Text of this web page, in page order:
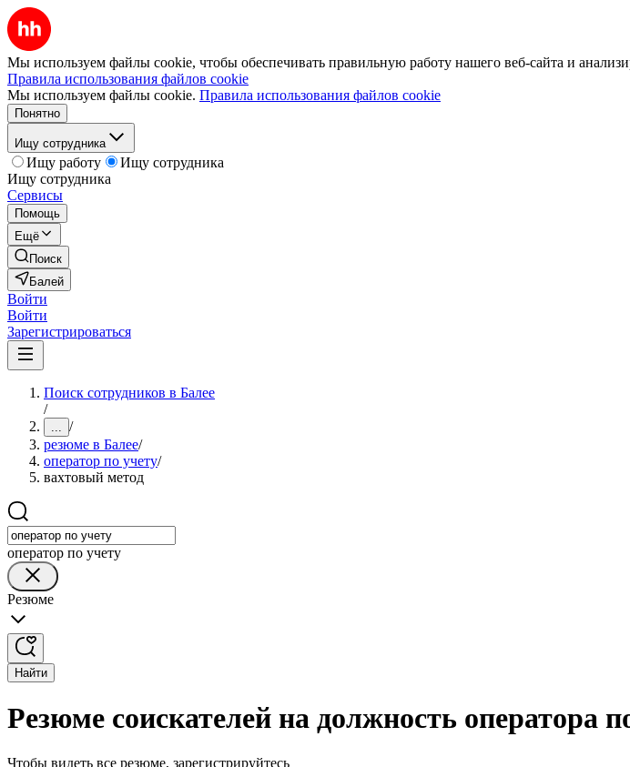
Мы используем файлы cookie, чтобы обеспечивать правильную работу нашего веб-сайта и
Правила использования файлов cookie
Мы используем файлы cookie. Правила использования файлов cookie
Понятно
Ищу сотрудника
Ищу работу
Ищу сотрудника
Ищу сотрудника
Сервисы
Помощь
Ещё
Поиск
Балей
Войти
Войти
Зарегистрироваться
Поиск сотрудников в Балее
/
... /
резюме в Балее/
оператор по учету/
вахтовый метод
оператор по учету
Резюме
Найти
Резюме соискателей на должность оператора
Чтобы видеть все резюме, зарегистрируйтесь